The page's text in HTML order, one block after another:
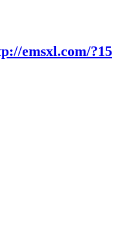
emsxl.com/?15